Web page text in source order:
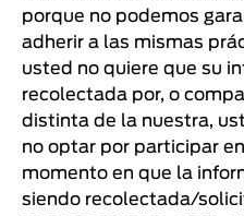
porque no podemos
adherir a las mismas
usted no quiere que su
recolectada por, o
distinta de la nuestra,
no optar por participar
momento en que la
siendo recolectada/